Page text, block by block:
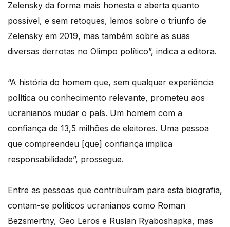
Zelensky da forma mais honesta e aberta quanto
possível, e sem retoques, lemos sobre o triunfo de
Zelensky em 2019, mas também sobre as suas
diversas derrotas no Olimpo político”, indica a editora.
“A história do homem que, sem qualquer experiência
política ou conhecimento relevante, prometeu aos
ucranianos mudar o país. Um homem com a
confiança de 13,5 milhões de eleitores. Uma pessoa
que compreendeu [que] confiança implica
responsabilidade”, prossegue.
Entre as pessoas que contribuíram para esta biografia,
contam-se políticos ucranianos como Roman
Bezsmertny, Geo Leros e Ruslan Ryaboshapka, mas